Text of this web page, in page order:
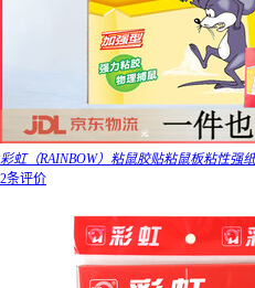
彩虹（RAINBOW）粘鼠胶贴粘鼠板粘性强
2条评价